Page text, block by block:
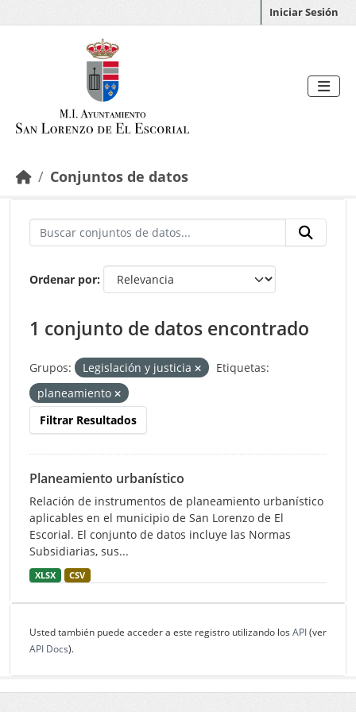
Iniciar Sesión
Conjuntos de datos
Ordenar por
1 conjunto de datos encontrado
Grupos: Legislación y justicia
Etiquetas:
planeamiento
Filtrar Resultados
Planeamiento urbanístico
Relación de instrumentos de planeamiento urbanístico
aplicables en el municipio de San Lorenzo de El
Escorial. El conjunto de datos incluye las Normas
Subsidiarias, sus...
XLSX CSV
Usted también puede acceder a este registro utilizando los API(ver
API Docs).